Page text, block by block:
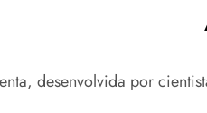
desenvolvida por